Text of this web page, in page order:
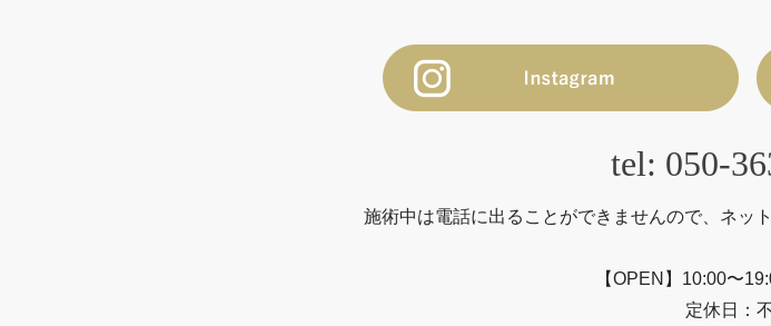
tel: 050-
施術中は電話に出ることができませんので、ネッ
【OPEN】10:00〜
定休日：